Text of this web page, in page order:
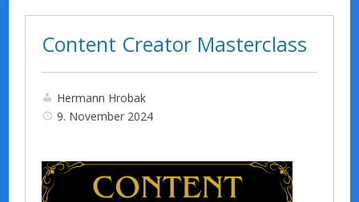
Content Creator Masterclass
Hermann Hrobak
9. November 2024